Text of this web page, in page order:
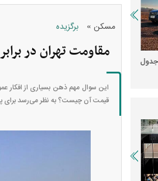
مسکن » برگزیده
مقاومت تهران در
این سوال مهم ذهن بسیاری از افکار
قیمت آن چیست؟ به نظر می‌رسد برای پاسخ به
قیمت سکه و طلا + جدول